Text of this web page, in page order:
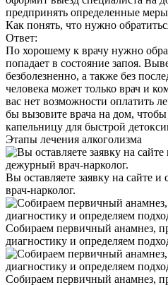
предпринять определенные
Как понять, что нужно
Ответ:
По хорошему к врачу нужно
попадает в состояние запоя.
безболезненно, а также без
человека может только врач и
вас нет возможности оплатить
бы вызовите врача на дом,
капельницу для быстрой
Этапы лечения алкоголизма
Вы оставляете заявку на сайте
врач-нарколог.
Собираем первичный анамнез,
диагностику и определяем
Собираем первичный анамнез,